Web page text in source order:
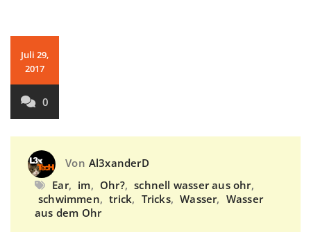
Juli 29,
2017
0
Von Al3xanderD
Ear, im, Ohr?, schnell wasser aus ohr,
schwimmen, trick, Tricks, Wasser, Wasser
aus dem Ohr